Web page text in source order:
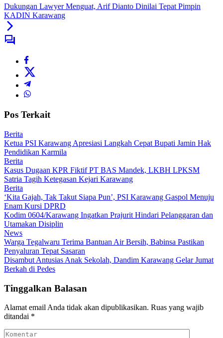
Dukungan Lawyer Menguat, Arif Dianto Dinilai Tepat Pimpin
KADIN Karawang
Pos Terkait
Berita
Ketua PSI Karawang Apresiasi Langkah Cepat Bupati Jamin Hak
Pendidikan Karmila
Berita
Kasus Dugaan KPR Fiktif PT BAS Mandek, LKBH LPKSM
Satria Tagih Ketegasan Kejari Karawang
Berita
‘Kita Gajah, Tak Takut Siapa Pun’, PSI Karawang Gaspol Menuju
Enam Kursi DPRD
Kodim 0604/Karawang Ingatkan Prajurit Hindari Pelanggaran dan
Utamakan Disiplin
News
Warga Tegalwaru Terima Bantuan Air Bersih, Babinsa Pastikan
Penyaluran Tepat Sasaran
Disambut Antusias Anak Sekolah, Dandim Karawang Gelar Jumat
Berkah di Pedes
Tinggalkan Balasan
Alamat email Anda tidak akan dipublikasikan. Ruas yang wajib
ditandai *